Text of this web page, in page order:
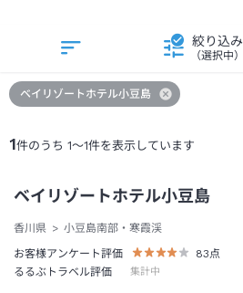
1件のうち 1～1件を表示しています
絞り込み
（選択中）
ベイリゾートホテル小豆島
ベイリゾートホテル小豆島
香川県
小豆島南部・寒霞渓
お客様アンケート評価
83 点
るるぶトラベル評価
集計中